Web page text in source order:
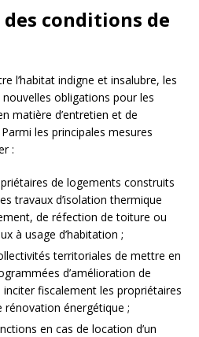
conditions de
l’habitat indigne et insalubre, les
obligations pour les
matière d’entretien et de
les principales mesures
:
de logements construits
travaux d’isolation thermique
de réfection de toiture ou
à usage d’habitation ;
territoriales de mettre en
d’amélioration de
inciter fiscalement les propriétaires
rénovation énergétique ;
en cas de location d’un